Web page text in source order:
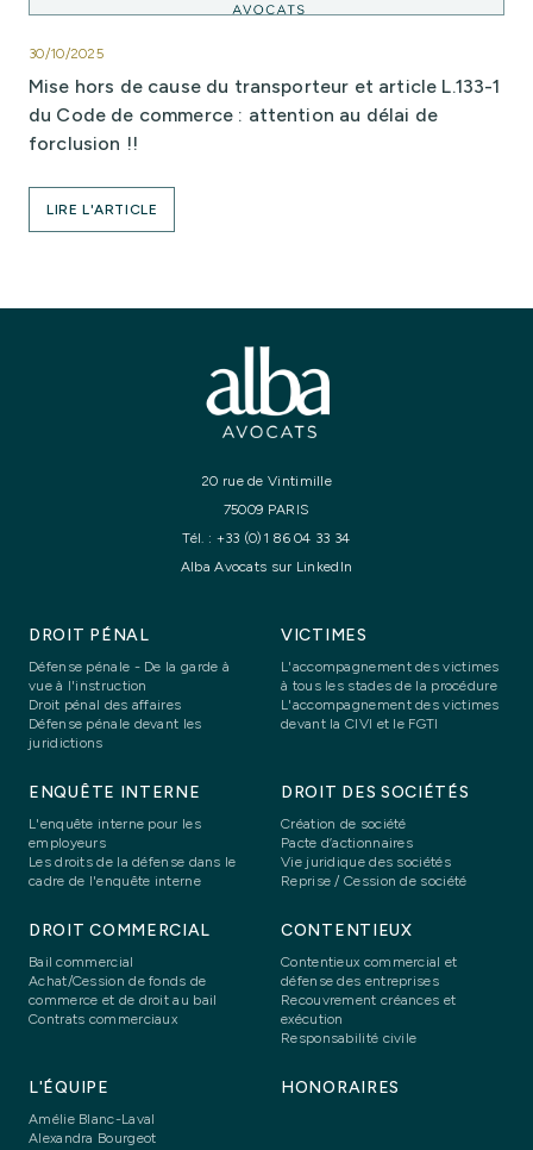
30/10/2025
Mise hors de cause du transporteur et article L.133-1
du Code de commerce : attention au délai de
forclusion !!
LIRE L'ARTICLE
20 rue de Vintimille
75009 PARIS
Tél. : +33 (0)1 86 04 33 34
Alba Avocats sur LinkedIn
DROIT PÉNAL
Défense pénale - De la garde à
vue à l'instruction
Droit pénal des affaires
Défense pénale devant les
juridictions
VICTIMES
L'accompagnement des victimes
à tous les stades de la procédure
L'accompagnement des victimes
devant la CIVI et le FGTI
ENQUÊTE INTERNE
L'enquête interne pour les
employeurs
Les droits de la défense dans le
cadre de l'enquête interne
DROIT DES SOCIÉTÉS
Création de société
Pacte d’actionnaires
Vie juridique des sociétés
Reprise / Cession de société
DROIT COMMERCIAL
Bail commercial
Achat/Cession de fonds de
commerce et de droit au bail
Contrats commerciaux
CONTENTIEUX
Contentieux commercial et
défense des entreprises
Recouvrement créances et
exécution
Responsabilité civile
L'ÉQUIPE
Amélie Blanc-Laval
Alexandra Bourgeot
HONORAIRES